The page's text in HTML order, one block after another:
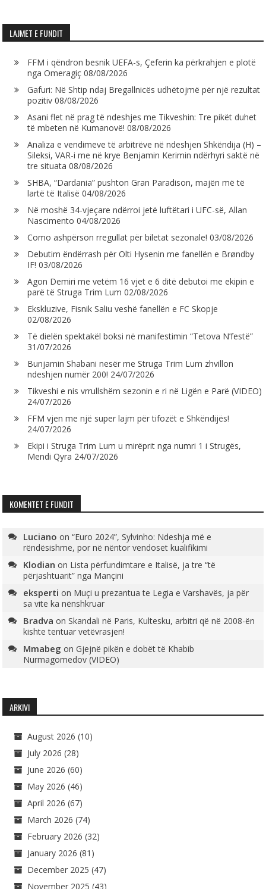
LAJMET E FUNDIT
FFM i qëndron besnik UEFA-s, Çeferin ka përkrahjen e plotë
nga Omeragiç 08/08/2026
Gafuri: Në Shtip ndaj Bregallnicës udhëtojmë për një rezultat
pozitiv 08/08/2026
Asani flet në prag të ndeshjes me Tikveshin: Tre pikët duhet
të mbeten në Kumanovë! 08/08/2026
Analiza e vendimeve të arbitrëve në ndeshjen Shkëndija (H) –
Sileksi, VAR-i me në krye Benjamin Kerimin ndërhyri saktë në
tre situata 08/08/2026
SHBA, “Dardania” pushton Gran Paradison, majën më të
lartë të Italisë 04/08/2026
Në moshë 34-vjeçare ndërroi jetë luftëtari i UFC-së, Allan
Nascimento 04/08/2026
Como ashpërson rregullat për biletat sezonale! 03/08/2026
Debutim ëndërrash për Olti Hysenin me fanellën e Brøndby
IF! 03/08/2026
Agon Demiri me vetëm 16 vjet e 6 ditë debutoi me ekipin e
parë të Struga Trim Lum 02/08/2026
Ekskluzive, Fisnik Saliu veshë fanellën e FC Skopje
02/08/2026
Të dielën spektakël boksi në manifestimin “Tetova N’festë”
31/07/2026
Bunjamin Shabani nesër me Struga Trim Lum zhvillon
ndeshjen numër 200! 24/07/2026
Tikveshi e nis vrrullshëm sezonin e ri në Ligën e Parë (VIDEO)
24/07/2026
FFM vjen me një super lajm për tifozët e Shkëndijës!
24/07/2026
Ekipi i Struga Trim Lum u mirëprit nga numri 1 i Strugës,
Mendi Qyra 24/07/2026
KOMENTET E FUNDIT
Luciano on“Euro 2024”, Sylvinho: Ndeshja më e
rëndësishme, por në nëntor vendoset kualifikimi
Klodian on Lista përfundimtare e Italisë, ja tre “të
përjashtuarit” nga Mançini
eksperti on Muçi u prezantua te Legia e Varshavës, ja për
sa vite ka nënshkruar
Bradva onSkandali në Paris, Kultesku, arbitri që në 2008-ën
kishte tentuar vetëvrasjen!
Mmabeg onGjejnë pikën e dobët të Khabib
Nurmagomedov (VIDEO)
ARKIVI
August 2026 (10)
July 2026 (28)
June 2026 (60)
May 2026 (46)
April 2026 (67)
March 2026 (74)
February 2026 (32)
January 2026 (81)
December 2025 (47)
November 2025 (43)